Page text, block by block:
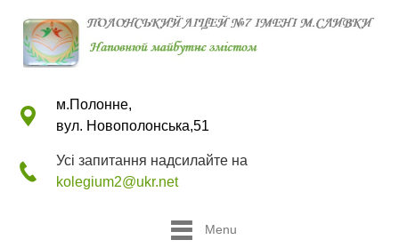
м.Полонне,
вул. Новополонська,51
Усі запитання надсилайте на
kolegium2@ukr.net
Menu